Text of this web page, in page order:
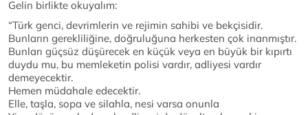
Gelin birlikte okuyalım:
“Türk genci, devrimlerin ve rejimin sahibi ve bekçisidir.
Bunların gerekliliğine, doğruluğuna herkesten çok inanmıştır.
Bunları güçsüz düşürecek en küçük veya en büyük bir kıpırtı
duydu mu, bu memleketin polisi vardır, adliyesi vardır
demeyecektir.
Hemen müdahale edecektir.
Elle, taşla, sopa ve silahla, nesi varsa onunla